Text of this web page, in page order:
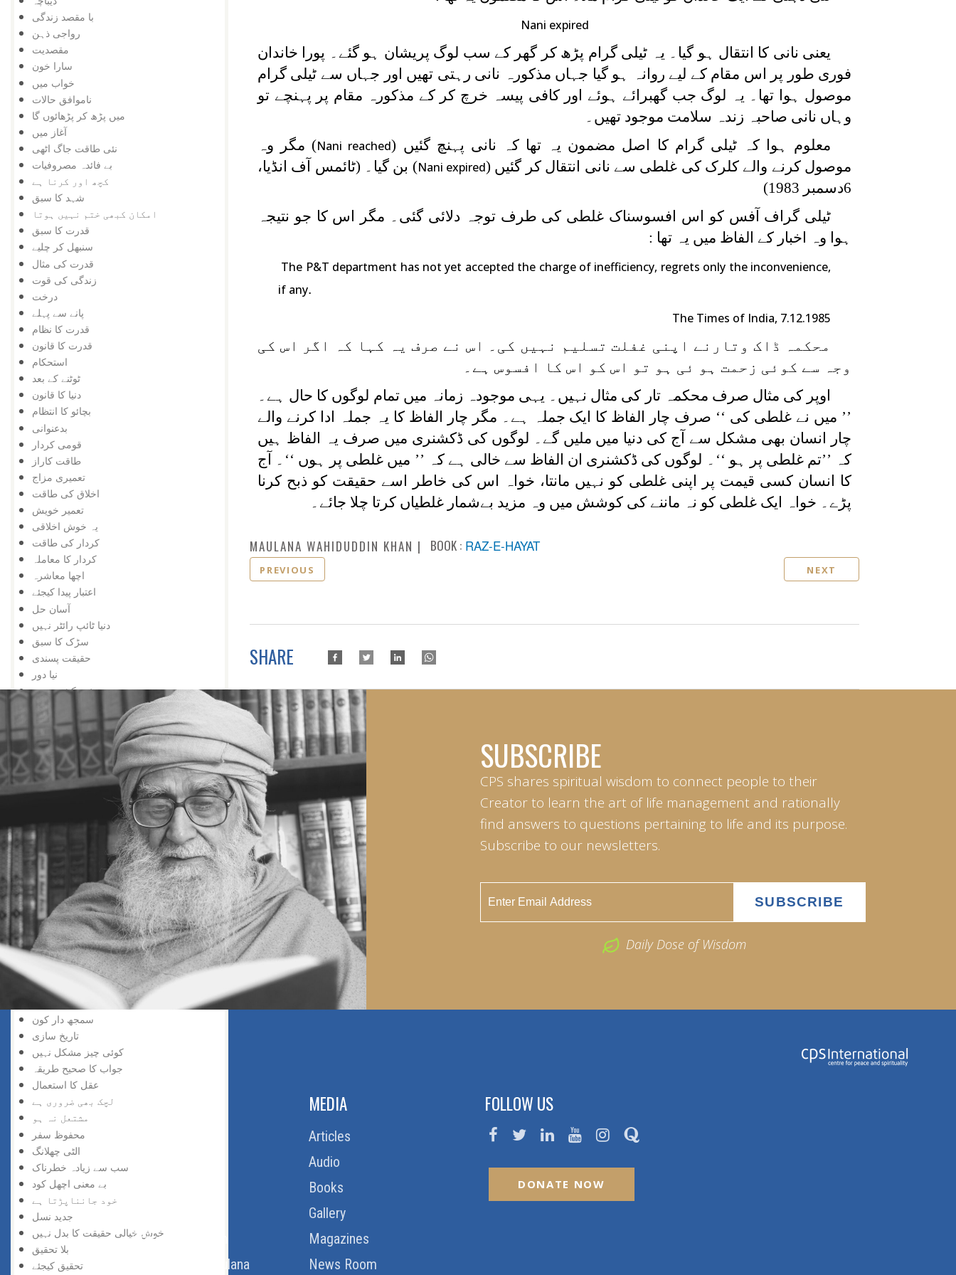
با مقصد زندگی
رواجی ذہن
مقصدیت
سارا خون
خواب میں
ناموافق حالات
میں پڑھ کر پڑھائوں گا
آغاز میں
نئی طاقت جاگ اٹھی
بے فائدہ مصروفیات
کچھ اور کرنا ہے
شہد کا سبق
امکان کبھی ختم نہیں ہوتا
قدرت کا سبق
سنبھل کر چلیے
قدرت کی مثال
زندگی کی قوت
درخت
پانے سے پہلے
قدرت کا نظام
قدرت کا قانون
استحکام
ٹوٹنے کے بعد
دنیا کا قانون
بچائو کا انتظام
بدعنوانی
قومی کردار
طاقت کاراز
تعمیری مزاج
اخلاق کی طاقت
تعمیر خویش
یہ خوش اخلاقی
کردار کی طاقت
کردار کا معاملہ
اچھا معاشرہ
اعتبار پیدا کیجئے
آسان حل
دنیا ٹائپ رائٹر نہیں
سڑک کا سبق
حقیقت پسندی
نیا دور
خود کشی نہیں
اور تالا کھل گیا
شوق کافی ہے
زبان درازی
حقیقت پسندی نہ کہ شوق
دشمنی کے وقت بھی
تعلیم کی اہمیت
اپنی کوشش سے
ایک کے بعد دوسرا
مواقع کا استعمال
ہار میں جیت
کامیابی کے لیے
کمی کی تلافی
بربادی کے بعد بھی
تم غریب نہیں ، دولت مند ہو
کمزوری نعمت ثابت ہوئی
سڑک بند ہے
افسوس نہ کیجئے
ناکامی زینہ بن گئی
سمجھ دار کون
تاریخ سازی
کوئی چیز مشکل نہیں
جواب کا صحیح طریقہ
عقل کا استعمال
لچک بھی ضروری ہے
مشتعل نہ ہو
محفوظ سفر
الٹی چھلانگ
سب سے زیادہ خطرناک
بے معنی اچھل کود
خود جانناپڑتا ہے
جدید نسل
خوش خیالی حقیقت کا بدل نہیں
بلا تحقیق
تحقیق کیجئے
Nani expired
یعنی نانی کا انتقال ہو گیا۔ یہ ٹیلی گرام پڑھ کر گھر کے سب لوگ پریشان ہو گئے۔ پورا خاندان
فوری طور پر اس مقام کے لیے روانہ ہو گیا جہاں مذکورہ نانی رہتی تھیں اور جہاں سے ٹیلی گرام
موصول ہوا تھا۔ یہ لوگ جب گھبرائے ہوئے اور کافی پیسہ خرچ کر کے مذکورہ مقام پر پہنچے تو
وہاں نانی صاحبہ زندہ سلامت موجود تھیں۔
معلوم ہوا کہ ٹیلی گرام کا اصل مضمون یہ تھا کہ نانی پہنچ گئیں (Nani reached) مگر وہ
موصول کرنے والے کلرک کی غلطی سے نانی انتقال کر گئیں (Nani expired) بن گیا۔ (ٹائمس آف انڈیا،
6دسمبر 1983)
ٹیلی گراف آفس کو اس افسوسناک غلطی کی طرف توجہ دلائی گئی۔ مگر اس کا جو نتیجہ
ہوا وہ اخبار کے الفاظ میں یہ تھا :
The P&T department has not yet accepted the charge of inefficiency, regrets only the inconvenience,
if any.
The Times of India, 7.12.1985
محکمہ ڈاک وتارنے اپنی غفلت تسلیم نہیں کی۔ اس نے صرف یہ کہا کہ اگر اس کی
وجہ سے کوئی زحمت ہو ئی ہو تو اس کو اس کا افسوس ہے۔
اوپر کی مثال صرف محکمہ تار کی مثال نہیں۔ یہی موجودہ زمانہ میں تمام لوگوں کا حال ہے۔
’’ میں نے غلطی کی ‘‘ صرف چار الفاظ کا ایک جملہ ہے۔ مگر چار الفاظ کا یہ جملہ ادا کرنے والے
چار انسان بھی مشکل سے آج کی دنیا میں ملیں گے۔ لوگوں کی ڈکشنری میں صرف یہ الفاظ ہیں
کہ ’’تم غلطی پر ہو ‘‘۔ لوگوں کی ڈکشنری ان الفاظ سے خالی ہے کہ ’’ میں غلطی پر ہوں ‘‘۔ آج
کا انسان کسی قیمت پر اپنی غلطی کو نہیں مانتا، خواہ اس کی خاطر اسے حقیقت کو ذبح کرنا
پڑے۔ خواہ ایک غلطی کو نہ ماننے کی کوشش میں وہ مزید بےشمار غلطیاں کرتا چلا جائے۔
MAULANA WAHIDUDDIN KHAN BOOK : RAZ-E-HAYAT
PREVIOUS NEXT
SHARE
SUBSCRIBE
CPS shares spiritual wisdom to connect people to their
Creator to learn the art of life management and rationally
find answers to questions pertaining to life and its purpose.
Subscribe to our newsletters.
Daily Dose of Wisdom
Order Free Quran
Thoughts Of Maulana
MEDIA
Articles
Audio
Books
Gallery
Magazines
News Room
FOLLOW US
DONATE NOW